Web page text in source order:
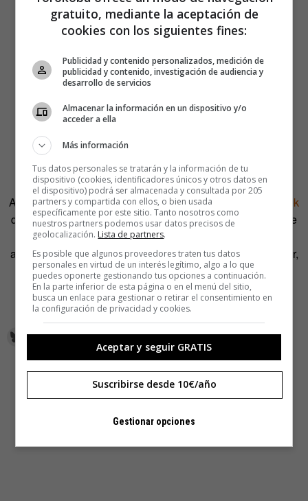
Atrapalo ha lanzado también unaaplicación para Facebook
que permite presionar socialmente a personas de la red de
contactos de un usuario a largarse. «Sólo por usar la
aplicación, tendréis la oportunidad de hacerle desaparecer,
porque cada semana regalaremos 2 Packs Lárgate: uno
para largar a esa persona y otro para que quien la haya
enviado pueda disfrutar de su ausencia».
gratuito, mediante la aceptación de
cookies con los siguientes fines:
Publicidad y contenido personalizados, medición de
publicidad y contenido, investigación de audiencia y
desarrollo de servicios
Almacenar la información en un dispositivo y/o
acceder a ella
Más información
Tus datos personales se tratarán y la información de tu
dispositivo (cookies, identificadores únicos y otros datos en
el dispositivo) podrá ser almacenada y consultada por 205
partners y compartida con ellos, o bien usada
específicamente por este sitio. Tanto nosotros como
nuestros partners podemos usar datos precisos de
geolocalización. Lista de partners.
Es posible que algunos proveedores traten tus datos
personales en virtud de un interés legítimo, algo a lo que
puedes oponerte gestionando tus opciones a continuación.
En la parte inferior de esta página o en el menú del sitio,
busca un enlace para gestionar o retirar el consentimiento en
la configuración de privacidad y cookies.
Aceptar y seguir GRATIS
Suscribirse desde 10€/año
Gestionar opciones